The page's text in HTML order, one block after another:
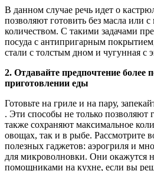
В данном случае речь идет о
позволяют готовить без масла или
количеством. С такими задачами
посуда с антипригарным
стали с толстым дном и чугунная с
2. Отдавайте предпочтение более
приготовлении еды
Готовьте на гриле и на пару,
. Эти способы не только позволяют
также сохраняют максимальное
овощах, так и в рыбе. Рассмотрите
полезных гаджетов: аэрогриля и
для микроволновки. Они окажутся
помощниками на кухне, если вы